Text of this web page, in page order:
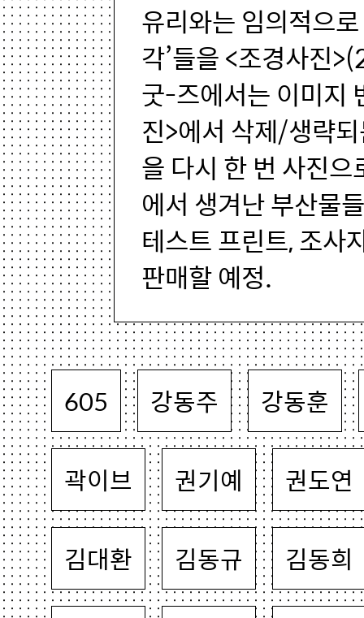
유리와는 임의적으
각’들을 <조경사진
굿-즈에서는 이미지
진>에서 삭제/생략
을 다시 한 번 사진
에서 생겨난 부산물
테스트 프린트, 조사
판매할 예정.
605 강동주 강동훈
곽이브 권기예 권도연
김대환 김동규 김동희